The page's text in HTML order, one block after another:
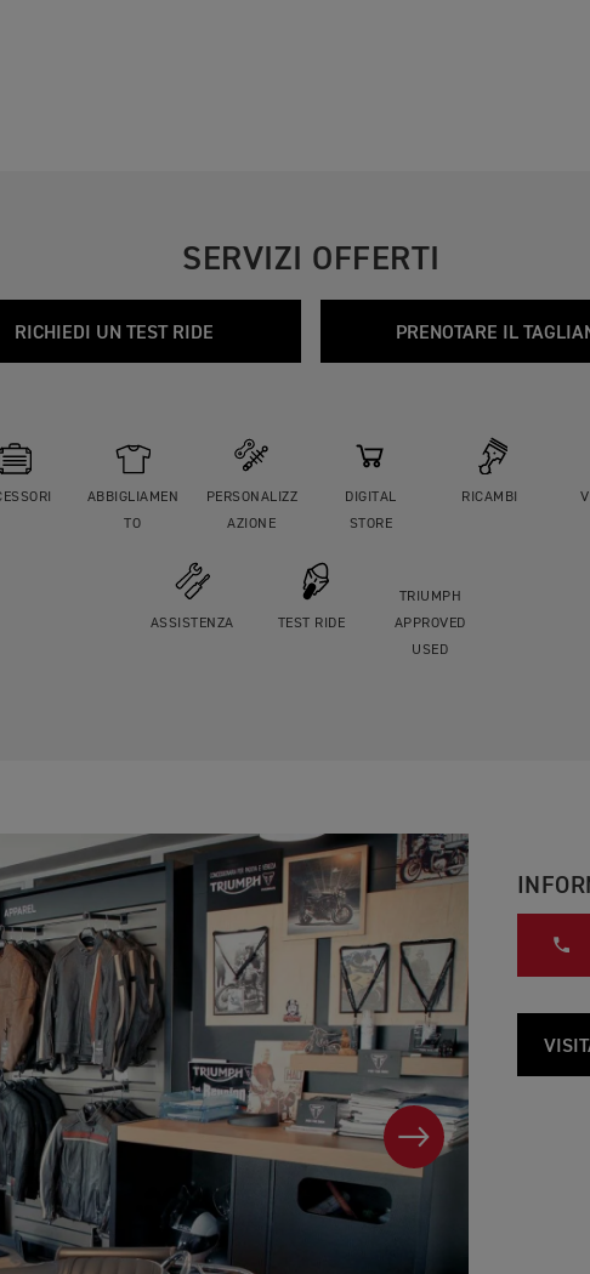
SERVIZI OFFERTI
RICHIEDI UN TEST RIDE PRENOTARE IL
ABBIGLIAMEN
TO
PERSONALIZZ
AZIONE
DIGITAL
STORE
RICAMBI
ASSISTENZA TEST RIDE
TRIUMPH
APPROVED
USED
AVANTI